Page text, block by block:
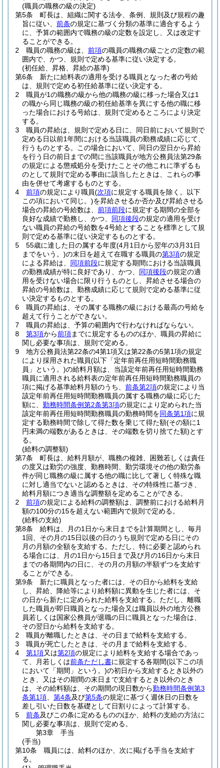
(職員の職務の級の決定)
第5条
町長は、組織に関する法令、条例、規則及び規程の趣
旨に従い、 前条の規定に基づく分類の基準に適合するよう
に、予算の範囲内で職務の級の定数を設定し、又は改定す
ることができる。
2
職員の職務の級は、 前項の職員の職務の級ごとの定数の範
囲内で、かつ、規則で定める基準に従い決定する。
(初任給、昇格、昇給の基準)
第6条
新たに給料表の適用を受ける職員となった者の号給
は、規則で定める初任給基準に従い決定する。
2
職員が1の職務の級から他の職務の級に移った場合又は1
の職から同じ職務の級の初任給基準を異にする他の職に移
った場合における号給は、規則で定めるところにより決定
する。
3
職員の昇給は、規則で定める日に、同日前において規則で
定める日以前1年間における当該職員の勤務成績に応じて、
行うものとする。
この場合において、同日の翌日から昇給
を行う日の前日までの間に当該職員が地方公務員法第29条
の規定による懲戒処分を受けたことその他これに準ずるも
のとして規則で定める事由に該当したときは、これらの事
由を併せて考慮するものとする。
4
前項の規定により職員(次項に規定する職員を除く。以下
この項において同じ。)を昇給させるか否か及び昇給させる
場合の昇給の号給数は、 前項前段に規定する期間の全部を
良好な成績で勤務し、かつ、 同項後段の規定の適用を受け
ない職員の昇給の号給数を4号給とすることを標準として規
則で定める基準に従い決定するものとする。
5
55歳に達した日の属する年度(4月1日から翌年の3月31日
までをいう。)の末日を超えて在職する職員の第3項の規定
による昇給は、 同項前段に規定する期間における当該職員
の勤務成績が特に良好であり、かつ、 同項後段の規定の適
用を受けない場合に限り行うものとし、昇給させる場合の
昇給の号給数は、勤務成績に応じて規則で定める基準に従
い決定するものとする。
6
職員の昇給は、その属する職務の級における最高の号給を
超えて行うことができない。
7
職員の昇給は、予算の範囲内で行わなければならない。
8
第3項から前項までに規定するもののほか、職員の昇給に
関し必要な事項は、規則で定める。
9
地方公務員法第22条の4第1項又は第22条の5第1項の規定
により採用された職員(以下「定年前再任用短時間勤務職
員」という。)の給料月額は、当該定年前再任用短時間勤務
職員に適用される給料表の定年前再任用短時間勤務職員の
項に掲げる基準給料月額のうち、 前条第2項の規定により当
該定年前再任用短時間勤務職員の属する職務の級に応じた
額に、 勤務時間条例第2条第3項の規定により定められた当
該定年前再任用短時間勤務職員の勤務時間を同条第1項に規
定する勤務時間で除して得た数を乗じて得た額(その額に1
円未満の端数があるときは、その端数を切り捨てた額)とす
る。
(給料の調整額)
第7条
町長は、給料月額が、職務の複雑、困難若しくは責任
の度又は勤労の強度、勤務時間、勤労環境その他の勤労条
件が同じ職務の級に属する他の職に比して著しく特殊な職
に対し適当でないと認めるときは、その特殊性に基づき、
給料月額につき適当な調整額を定めることができる。
2
前項の規定による給料の調整額は、調整前における給料月
額の100分の15を超えない範囲内で規則で定める。
(給料の支給)
第8条
給料は、月の1日から末日までを計算期間とし、毎月
1回、その月の15日以後の日のうち規則で定める日にその
月の月額の全額を支給する。 ただし、特に必要と認められ
る場合には、月の1日から15日まで及び月の16日から末日
までの各期間内の日に、その月の月額の半額ずつを支給す
ることができる。
第9条
新たに職員となった者には、その日から給料を支給
し、昇給、降給等により給料額に異動を生じた者には、そ
の日から新たに定められた給料を支給する。 ただし、離職
した職員が即日職員となった場合又は職員以外の地方公務
員若しくは国家公務員が退職の日に職員となった場合は、
その翌日から給料を支給する。
2
職員が離職したときは、その日まで給料を支給する。
3
職員が死亡したときは、その月まで給料を支給する。
4
第1項又は第2項の規定により給料を支給する場合であっ
て、月若しくは前条ただし書に規定する各期間(以下この項
において「期間」という。)の初日から支給するとき以外の
とき、又はその期間の末日まで支給するとき以外のとき
は、その給料額は、その期間の現日数から勤務時間条例第3
条第1項
第4条及び第5条の規定に基づく週休日の日数を
差し引いた日数を基礎として日割りによって計算する。
5
前条及びこの条に定めるもののほか、給料の支給の方法に
関し必要な事項は、規則で定める。
第3章
手当
(手当)
第10条
職員には、給料のほか、次に掲げる手当を支給す
る。